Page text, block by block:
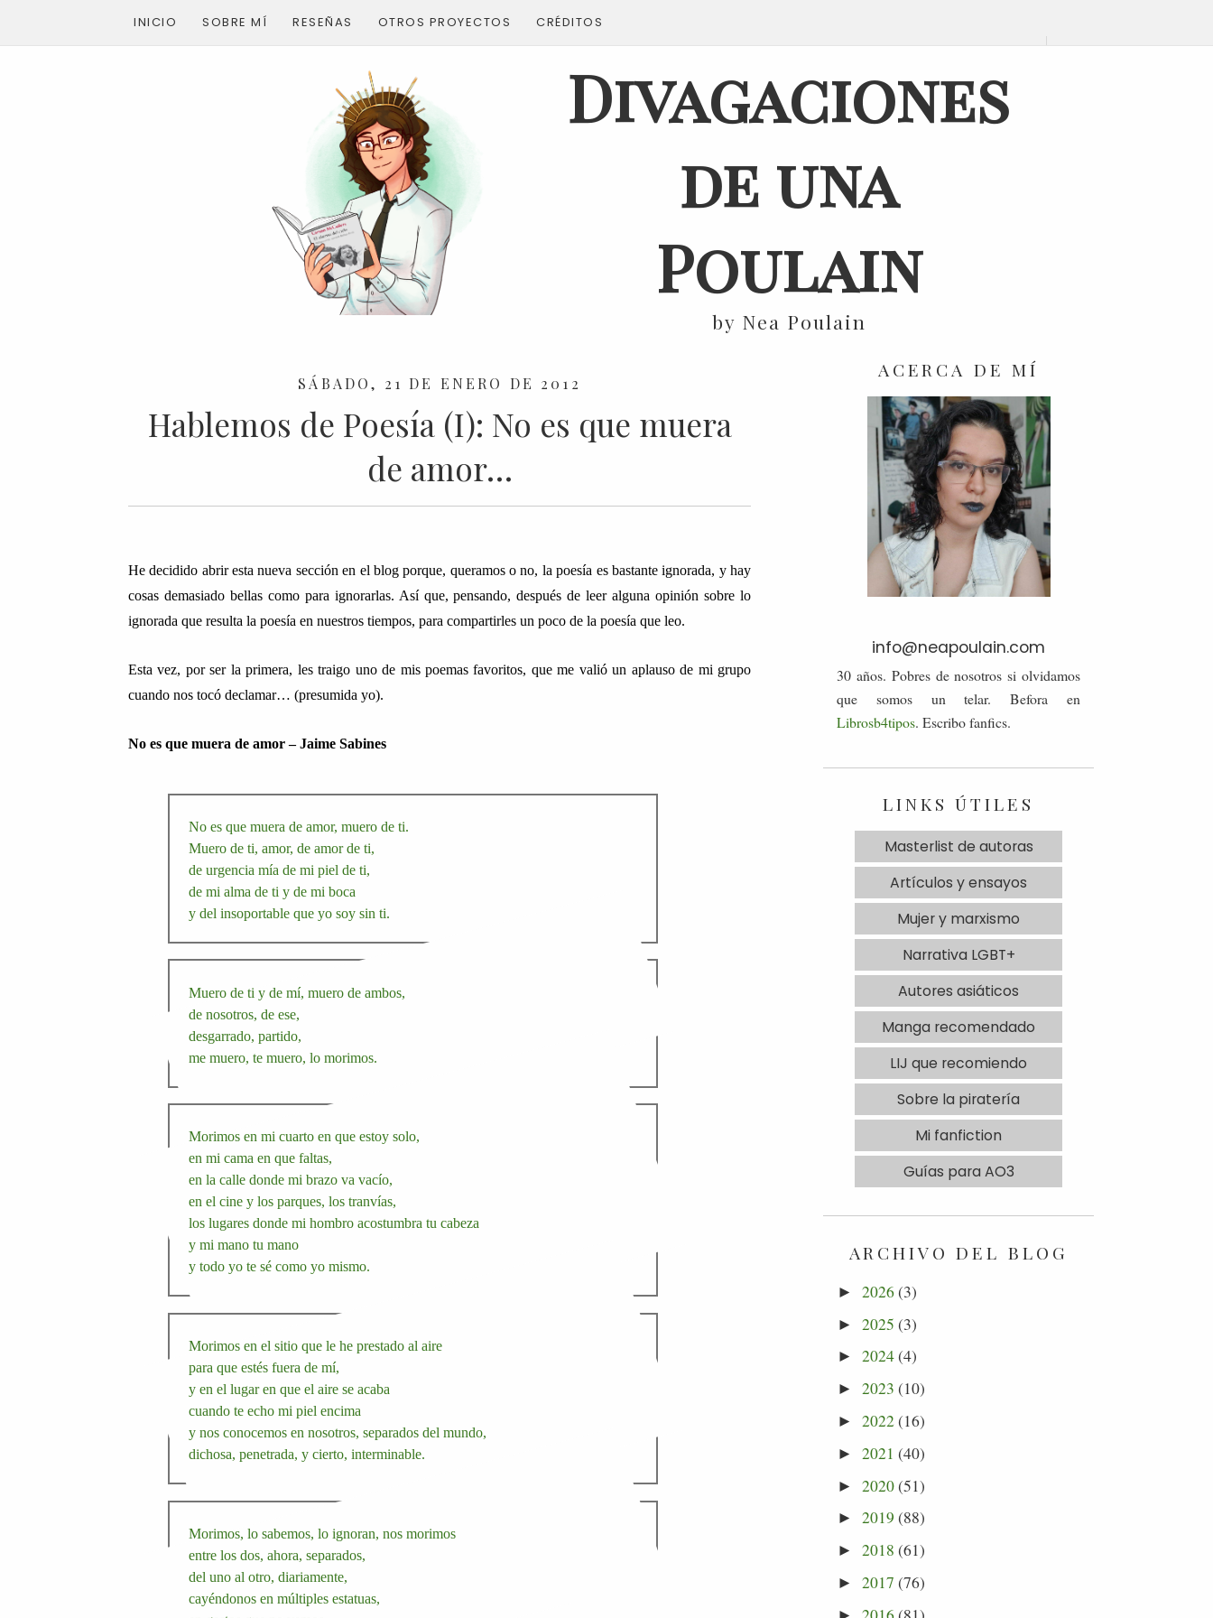
INICIO SOBRE MÍ RESEÑAS OTROS PROYECTOS CRÉDITOS
Divagaciones
de una
Poulain
by Nea Poulain
SÁBADO, 21 DE ENERO DE 2012
Hablemos de Poesía (I): No es que muera
de amor…
He decidido abrir esta nueva sección en el blog porque, queramos o no, la poesía es bastante ignorada, y hay
cosas demasiado bellas como para ignorarlas. Así que, pensando, después de leer alguna opinión sobre lo
ignorada que resulta la poesía en nuestros tiempos, para compartirles un poco de la poesía que leo.
Esta vez, por ser la primera, les traigo uno de mis poemas favoritos, que me valió un aplauso de mi grupo
cuando nos tocó declamar… (presumida yo).
No es que muera de amor – Jaime Sabines
No es que muera de amor, muero de ti.
Muero de ti, amor, de amor de ti,
de urgencia mía de mi piel de ti,
de mi alma de ti y de mi boca
y del insoportable que yo soy sin ti.
Muero de ti y de mí, muero de ambos,
de nosotros, de ese,
desgarrado, partido,
me muero, te muero, lo morimos.
Morimos en mi cuarto en que estoy solo,
en mi cama en que faltas,
en la calle donde mi brazo va vacío,
en el cine y los parques, los tranvías,
los lugares donde mi hombro acostumbra tu cabeza
y mi mano tu mano
y todo yo te sé como yo mismo.
Morimos en el sitio que le he prestado al aire
para que estés fuera de mí,
y en el lugar en que el aire se acaba
cuando te echo mi piel encima
y nos conocemos en nosotros, separados del mundo,
dichosa, penetrada, y cierto, interminable.
Morimos, lo sabemos, lo ignoran, nos morimos
entre los dos, ahora, separados,
del uno al otro, diariamente,
cayéndonos en múltiples estatuas,
ACERCA DE MÍ
info@neapoulain.com
30 años. Pobres de nosotros si olvidamos
que somos un telar. Befora en
Librosb4tipos. Escribo fanfics.
LINKS ÚTILES
Masterlist de autoras
Artículos y ensayos
Mujer y marxismo
Narrativa LGBT+
Autores asiáticos
Manga recomendado
LIJ que recomiendo
Sobre la piratería
Mi fanfiction
Guías para AO3
ARCHIVO DEL BLOG
► 2026(3)
► 2025 (3)
► 2024(4)
► 2023 (10)
► 2022(16)
► 2021 (40)
► 2020(51)
► 2019 (88)
► 2018 (61)
► 2017 (76)